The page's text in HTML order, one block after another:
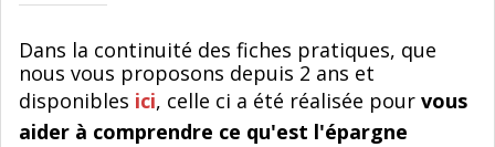
Dans la continuité des fiches pratiques, que
nous vous proposons depuis 2 ans et
disponibles ici, celle ci a été réalisée pour vous
aider à comprendre ce qu'est l'épargne